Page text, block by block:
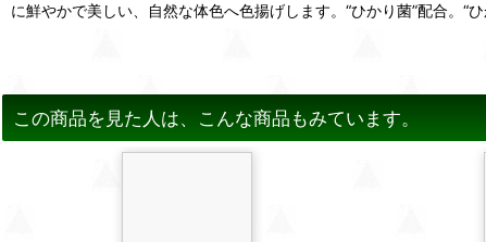
に鮮やかで美しい、自然な体色へ色揚げします。“ひかり菌”配合。“
この商品を見た人は、こんな商品もみています。